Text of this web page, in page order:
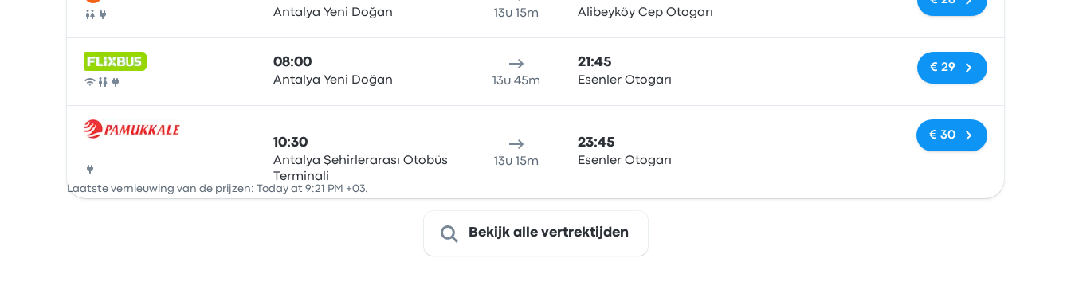
Bus
Antalya Yeni Doğan 13u 15m Alibeyköy Cep Otogarı
Bus
08:00
Antalya Yeni Doğan 13u 45m
21:45
Esenler Otogarı
Geen tags
€ 29
Bus
10:30
Antalya Şehirlerarası Otobüs
Terminali
13u 15m
23:45
Esenler Otogarı
Geen tags
€ 30
Laatste vernieuwing van de prijzen: Today at 9:21 PM +03.
Bekijk alle vertrektijden